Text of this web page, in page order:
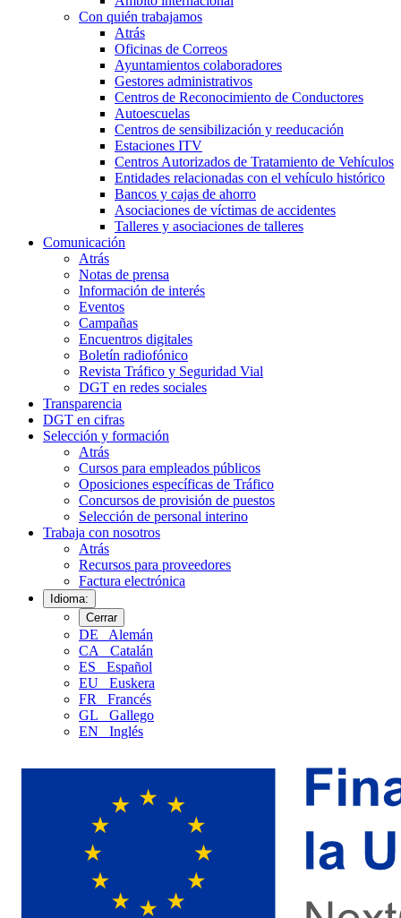
Con quién trabajamos
Atrás
Oficinas de Correos
Ayuntamientos colaboradores
Gestores administrativos
Centros de Reconocimiento de Conductores
Autoescuelas
Centros de sensibilización y reeducación
Estaciones ITV
Centros Autorizados de Tratamiento de Vehículos
Entidades relacionadas con el vehículo histórico
Bancos y cajas de ahorro
Asociaciones de víctimas de accidentes
Talleres y asociaciones de talleres
Comunicación
Atrás
Notas de prensa
Información de interés
Eventos
Campañas
Encuentros digitales
Boletín radiofónico
Revista Tráfico y Seguridad Vial
DGT en redes sociales
Transparencia
DGT en cifras
Selección y formación
Atrás
Cursos para empleados públicos
Oposiciones específicas de Tráfico
Concursos de provisión de puestos
Selección de personal interino
Trabaja con nosotros
Atrás
Recursos para proveedores
Factura electrónica
Idioma:
Cerrar
DE
Alemán
CA
Catalán
ES
Español
EU
Euskera
FR
Francés
GL
Gallego
EN
Inglés